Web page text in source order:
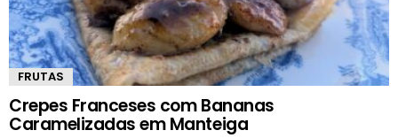
FRUTAS
Crepes Franceses com Bananas
Caramelizadas em Manteiga